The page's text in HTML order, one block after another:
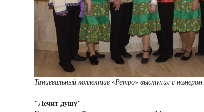
Танцевальный коллектив «Ретро» выступил с
"Лечит душу"